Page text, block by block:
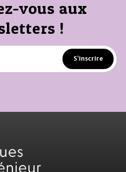
vous aux
!
S'inscrire